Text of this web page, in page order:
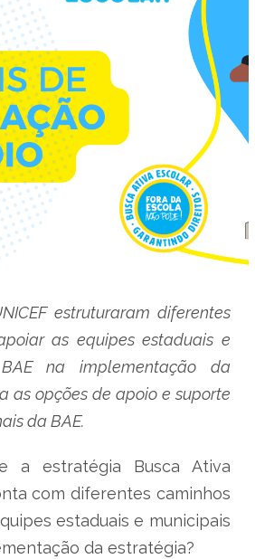
estruturaram diferentes
as equipes estaduais e
na implementação da
as opções de apoio e suporte
da BAE.
a estratégia Busca Ativa
com diferentes caminhos
estaduais e municipais
da estratégia?